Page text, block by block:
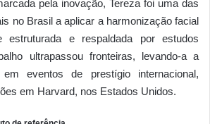
pela inovação, Tereza foi uma das
no Brasil a aplicar a harmonização facial
estruturada e respaldada por estudos
ultrapassou fronteiras, levando-a a
eventos de prestígio internacional,
em Harvard, nos Estados Unidos.